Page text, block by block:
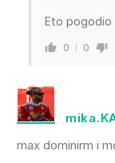
Eto pogodio
0 0
max dominirm i